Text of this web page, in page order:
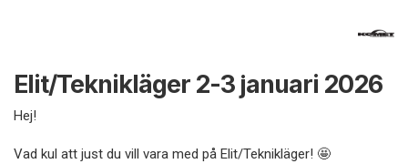
Elit/Teknikläger 2-3 januari 2026
Hej!
Vad kul att just du vill vara med på Elit/Teknikläger! 🤩